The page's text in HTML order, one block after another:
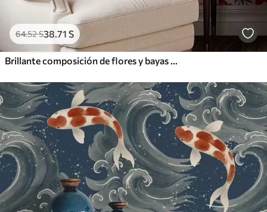
64.52S38.71 S
Brillante composición de flores y bayas con loros